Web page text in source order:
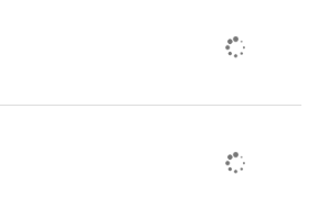
影响着、幸福着人们的美好
本色
西特殊的地理区位造就了独
，形成了源远流长的历史文